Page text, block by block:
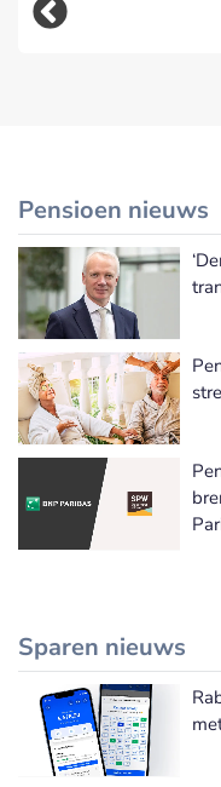
Pensioen nieuws
Sparen nieuws